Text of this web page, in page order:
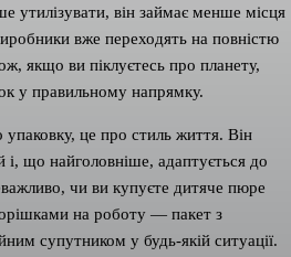
утилізувати, він займає менше місця
вже переходять на повністю
якщо ви піклуєтесь про планету,
у правильному напрямку.
це про стиль життя. Він
і, що найголовніше, адаптується до
чи ви купуєте дитяче пюре
на роботу — пакет з
супутником у будь-якій ситуації.